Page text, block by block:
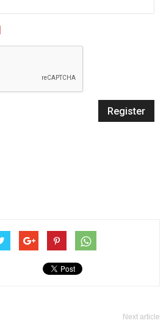
Next article